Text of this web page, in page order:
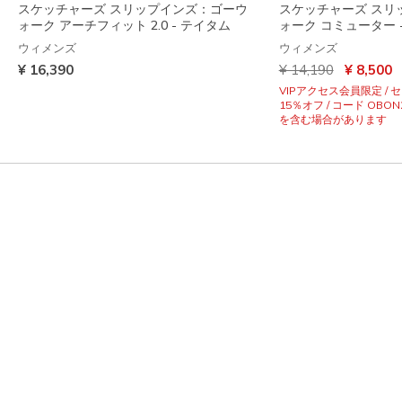
スケッチャーズ スリップインズ：ゴーウ
ォーク アーチフィット 2.0 - テイタム
ウィメンズ
¥ 16,390
スケッチャーズ スリ
ォーク コミューター
ウィメンズ
からの値引き
¥ 14,190から
¥ 8,500
VIPアクセス会員限定 /
15％オフ / コード
を含む場合があります